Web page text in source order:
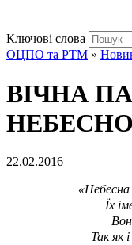
Ключові слова
ОЦПО та РТМ »
ВІЧНА
22.02.2016
Їх
Так як